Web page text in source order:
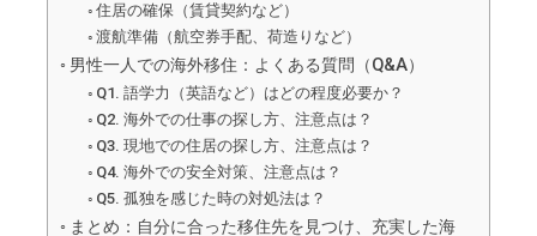
住居の確保（賃貸契約など）
渡航準備（航空券手配、荷造りなど）
男性一人での海外移住：よくある質問（Q&A）
Q1. 語学力（英語など）はどの程度必要か？
Q2. 海外での仕事の探し方、注意点は？
Q3. 現地での住居の探し方、注意点は？
Q4. 海外での安全対策、注意点は？
Q5. 孤独を感じた時の対処法は？
まとめ：自分に合った移住先を見つけ、充実した海